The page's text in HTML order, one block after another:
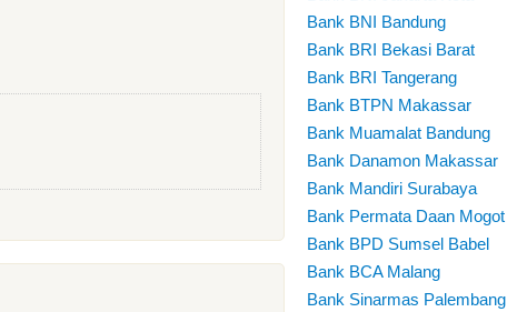
Bank BNI Bandung
Bank BRI Bekasi Barat
Bank BRI Tangerang
Bank BTPN Makassar
Bank Muamalat Bandung
Bank Danamon Makassar
Bank Mandiri Surabaya
Bank Permata Daan Mogot
Bank BPD Sumsel Babel
Bank BCA Malang
Bank Sinarmas Palembang